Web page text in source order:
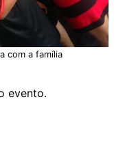
com a família
evento.